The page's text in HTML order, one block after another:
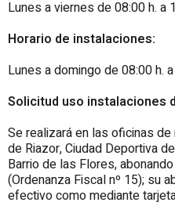
Lunes a viernes de 08:00 h. a
Horario de instalaciones:
Lunes a domingo de 08:00 h.
Solicitud uso instalaciones
Se realizará en las oficinas
de Riazor, Ciudad Deportiva
Barrio de las Flores,
(Ordenanza Fiscal nº 15); su
efectivo como mediante